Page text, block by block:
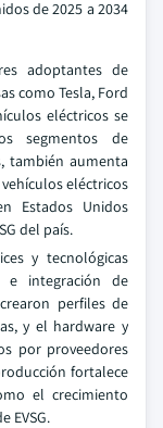
de 2025 a 2034
adoptantes de
como Tesla, Ford
eléctricos se
segmentos de
también aumenta
eléctricos
Estados Unidos
del país.
y tecnológicas
e integración de
perfiles de
y el hardware y
por proveedores
fortalece
el crecimiento
EVSG.